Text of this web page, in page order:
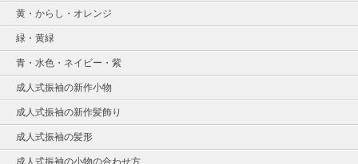
黄・からし・オレンジ
緑・黄緑
青・水色・ネイビー・紫
成人式振袖の新作小物
成人式振袖の新作髪飾り
成人式振袖の髪形
成人式振袖の小物の合わせ方